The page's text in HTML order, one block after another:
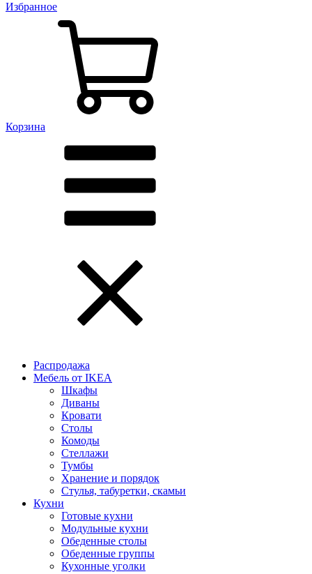
Избранное
Корзина
Распродажа
Мебель от IKEA
Шкафы
Диваны
Кровати
Столы
Комоды
Стеллажи
Тумбы
Хранение и порядок
Стулья, табуретки, скамьи
Кухни
Готовые кухни
Модульные кухни
Обеденные столы
Обеденные группы
Кухонные уголки